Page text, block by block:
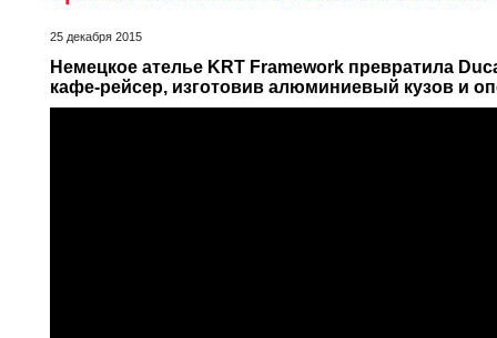
25 декабря 2015
Немецкое ателье KRT Framework превратила
кафе-рейсер, изготовив алюминиевый кузов и